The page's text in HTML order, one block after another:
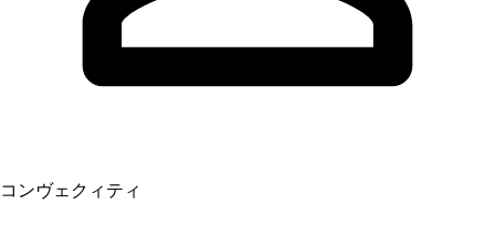
コンヴェクィティ